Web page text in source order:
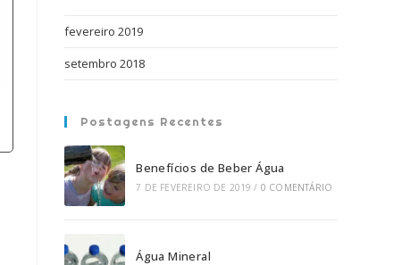
fevereiro 2019
setembro 2018
Postagens Recentes
Benefícios de Beber Água
7 DE FEVEREIRO DE 2019 / 0 COMENTÁRIO
Água Mineral